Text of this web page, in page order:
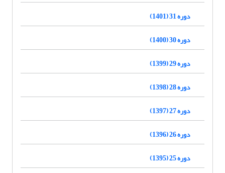
دوره 31 (1401)
دوره 30 (1400)
دوره 29 (1399)
دوره 28 (1398)
دوره 27 (1397)
دوره 26 (1396)
دوره 25 (1395)